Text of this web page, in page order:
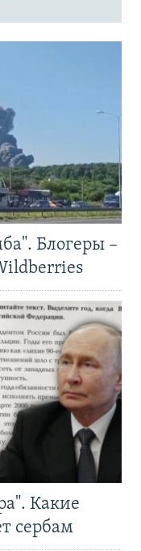
Блогеры –
Какие
сербам